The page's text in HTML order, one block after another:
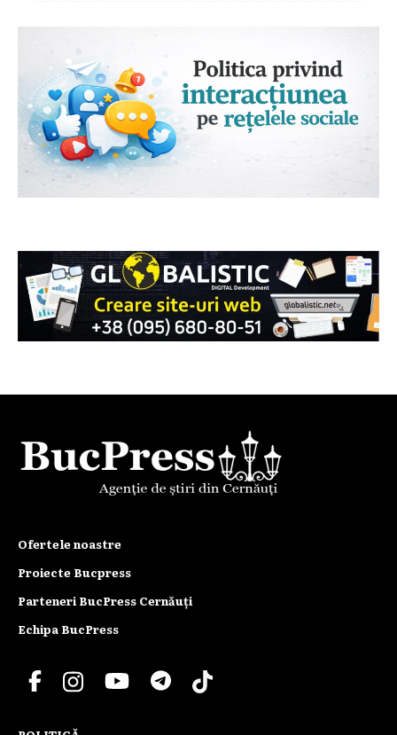
Ofertele noastre
Proiecte Bucpress
Parteneri BucPress Cernăuți
Echipa BucPress